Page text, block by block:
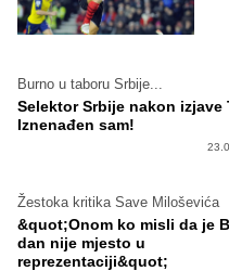
Burno u taboru Srbije...
Selektor Srbije nakon izjave
Iznenađen sam!
Žestoka kritika Save Miloševića
&quot;Onom ko misli da je
dan nije mjesto u
reprezentaciji&quot;